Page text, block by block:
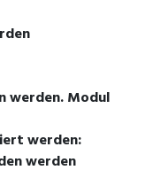
werden. Modul
werden:
werden